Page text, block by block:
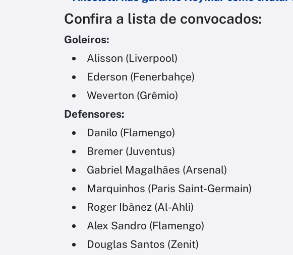
Confira a lista de convocados:
Goleiros:
Alisson (Liverpool)
Ederson (Fenerbahçe)
Weverton (Grêmio)
Defensores:
Danilo (Flamengo)
Bremer (Juventus)
Gabriel Magalhães (Arsenal)
Marquinhos (Paris Saint-Germain)
Roger Ibãnez (Al-Ahli)
Alex Sandro (Flamengo)
Douglas Santos (Zenit)